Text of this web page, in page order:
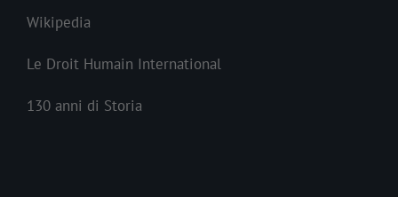
Wikipedia
Le Droit Humain International
130 anni di Storia